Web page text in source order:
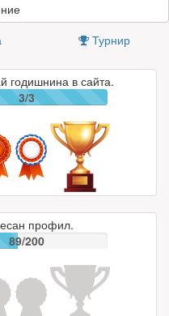
Турнир
годишнина в сайта.
3/3
профил.
89/200